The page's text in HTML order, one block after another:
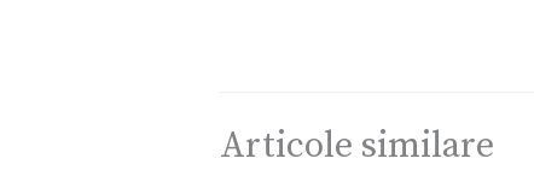
Articole similare